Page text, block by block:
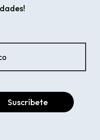
Suscríbete